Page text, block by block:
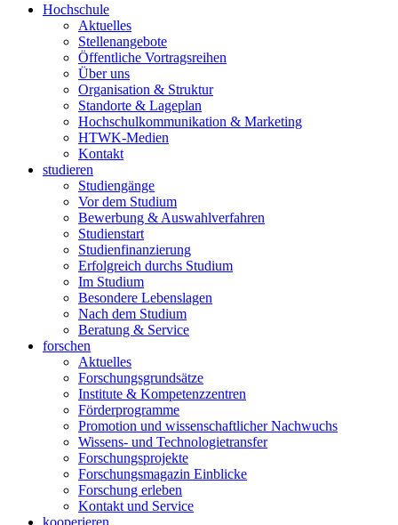
Hochschule
Aktuelles
Stellenangebote
Öffentliche Vortragsreihen
Über uns
Organisation & Struktur
Standorte & Lageplan
Hochschulkommunikation & Marketing
HTWK-Medien
Kontakt
studieren
Studiengänge
Vor dem Studium
Bewerbung & Auswahlverfahren
Studienstart
Studienfinanzierung
Erfolgreich durchs Studium
Im Studium
Besondere Lebenslagen
Nach dem Studium
Beratung & Service
forschen
Aktuelles
Forschungsgrundsätze
Institute & Kompetenzzentren
Förderprogramme
Promotion und wissenschaftlicher Nachwuchs
Wissens- und Technologietransfer
Forschungsprojekte
Forschungsmagazin Einblicke
Forschung erleben
Kontakt und Service
kooperieren